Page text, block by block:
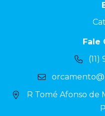
Fale
R Tomé Afonso de